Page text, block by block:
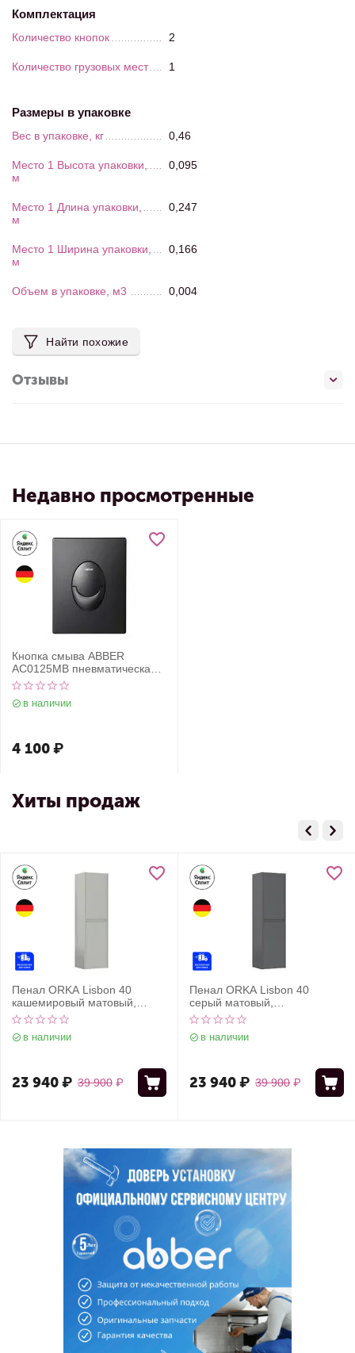
Комплектация
Количество кнопок 2
Количество грузовых мест 1
Размеры в упаковке
Вес в упаковке, кг 0,46
Место 1 Высота упаковки,
м
0,095
Место 1 Длина упаковки,
м
0,247
Место 1 Ширина упаковки,
м
0,166
Объем в упаковке, м3 0,004
Найти похожие
Отзывы
Недавно просмотренные
Кнопка смыва ABBER
AC0125MB пневматическая,
черная матовая
в наличии
4 100₽
Хиты продаж
Пенал ORKA Lisbon 40
кашемировый матовый,
универсальный
в наличии
39 900 ₽
23 940₽
Пенал ORKA Lisbon 40
серый матовый,
универсальный
в наличии
39 900 ₽
23 940₽